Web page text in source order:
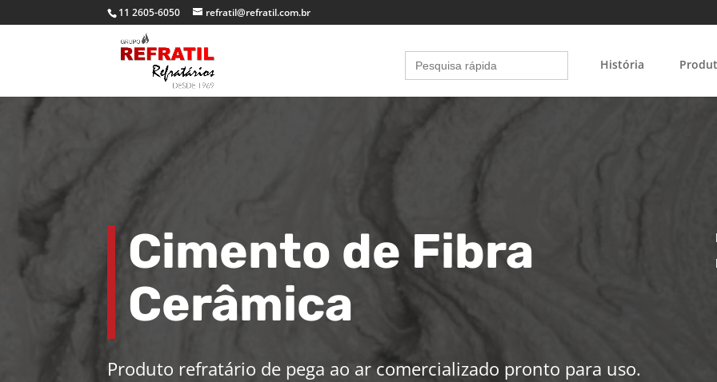
11 2605-6050 refratil@refratil.com.br
Search
for: História
Cimento de Fibra
Cerâmica
Produto refratário de pega ao ar comercializado pronto para uso.